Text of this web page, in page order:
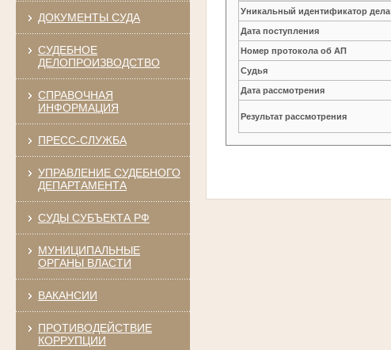
ДОКУМЕНТЫ СУДА
СУДЕБНОЕ
ДЕЛОПРОИЗВОДСТВО
СПРАВОЧНАЯ
ИНФОРМАЦИЯ
ПРЕСС-СЛУЖБА
УПРАВЛЕНИЕ СУДЕБНОГО
ДЕПАРТАМЕНТА
СУДЫ СУБЪЕКТА РФ
МУНИЦИПАЛЬНЫЕ
ОРГАНЫ ВЛАСТИ
ВАКАНСИИ
ПРОТИВОДЕЙСТВИЕ
КОРРУПЦИИ
Уникальный идентификатор дела
Дата поступления
Номер протокола об АП
Судья
Дата рассмотрения
Результат рассмотрения